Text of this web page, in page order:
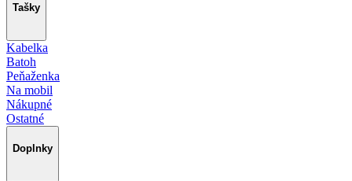
Tašky
Kabelka
Batoh
Peňaženka
Na mobil
Nákupné
Ostatné
Doplnky